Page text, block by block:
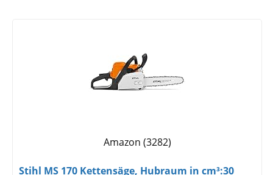
Amazon (3282)
Stihl MS 170 Kettensäge, Hubraum in cm³:30